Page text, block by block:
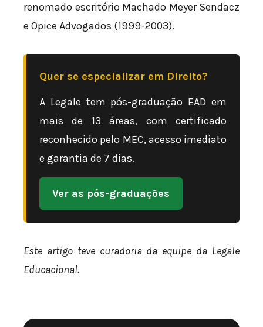
renomado escritório Machado Meyer Sendacz
e Opice Advogados (1999-2003).
Quer se especializar em Direito?
A Legale tem pós-graduação EAD em
mais de 13 áreas, com certificado
reconhecido pelo MEC, acesso imediato
e garantia de 7 dias.
Ver as pós-graduações
Este artigo teve curadoria da equipe da Legale
Educacional.